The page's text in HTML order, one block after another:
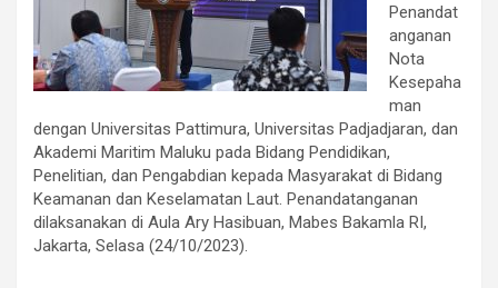
Penandat
anganan
Nota
Kesepaha
man
dengan Universitas Pattimura, Universitas Padjadjaran, dan
Akademi Maritim Maluku pada Bidang Pendidikan,
Penelitian, dan Pengabdian kepada Masyarakat di Bidang
Keamanan dan Keselamatan Laut. Penandatanganan
dilaksanakan di Aula Ary Hasibuan, Mabes Bakamla RI,
Jakarta, Selasa (24/10/2023).